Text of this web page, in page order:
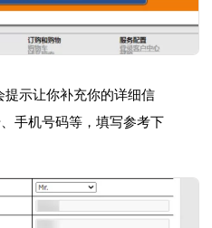
示让你补充你的详细信
手机号码等，填写参考下